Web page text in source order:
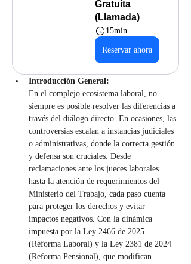
Gratuita
(Llamada)
15min
Reservar ahora
Introducción General:
En el complejo ecosistema laboral, no
siempre es posible resolver las diferencias a
través del diálogo directo. En ocasiones, las
controversias escalan a instancias judiciales
o administrativas, donde la correcta gestión
y defensa son cruciales. Desde
reclamaciones ante los jueces laborales
hasta la atención de requerimientos del
Ministerio del Trabajo, cada paso cuenta
para proteger los derechos y evitar
impactos negativos. Con la dinámica
impuesta por la Ley 2466 de 2025
(Reforma Laboral) y la Ley 2381 de 2024
(Reforma Pensional), que modifican